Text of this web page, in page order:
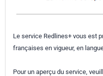
Le service Redlines+ vous est
françaises en vigueur, en
Pour un aperçu du service,